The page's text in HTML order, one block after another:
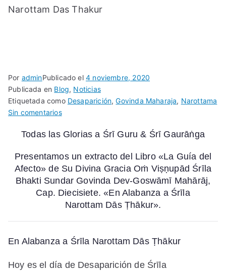
Narottam Das Thakur
Por adminPublicado el 4 noviembre, 2020
Publicada en Blog, Noticias
Etiquetada como Desaparición,Govinda Maharaja, Narottama
Sin comentariosen
Honor
Día
de
Desaparición
de
Srila
Thakur
Todas las Glorias a Śrī Guru & Śrī Gaurāṅga
Presentamos un extracto del Libro «La Guía del
Afecto» de Su Divina Gracia Oṁ Viṣṇupād Śrīla
Bhakti Sundar Govinda Dev-Goswāmī Mahārāj,
Cap. Diecisiete. «En Alabanza a Śrīla
Narottam DāsṬhākur».
En Alabanza a Śrīla Narottam DāsṬhākur
Hoy es el día de Desaparición de Śrīla